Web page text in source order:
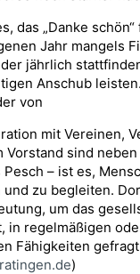
das „Danke
Jahr mangels
jährlich
Anschub
von
mit Vereinen,
Vorstand sind
– ist es,
zu begleiten.
um das
in regelmäßigen
Fähigkeiten
)